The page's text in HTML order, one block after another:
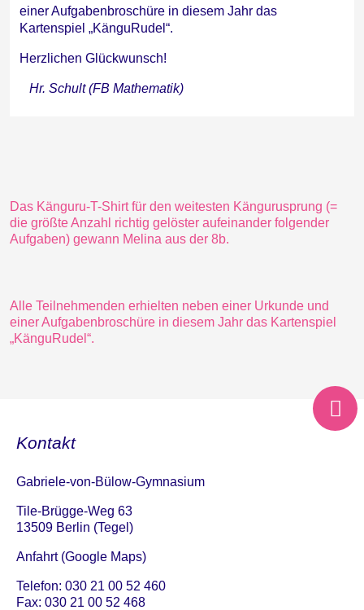
einer Aufgabenbroschüre in diesem Jahr das
Kartenspiel „KänguRudel“.
Herzlichen Glückwunsch!
Hr. Schult (FB Mathematik)
Das Känguru-T-Shirt für den weitesten Kängurusprung (=
die größte Anzahl richtig gelöster aufeinander folgender
Aufgaben) gewann Melina aus der 8b.
Alle Teilnehmenden erhielten neben einer Urkunde und
einer Aufgabenbroschüre in diesem Jahr das Kartenspiel
„KänguRudel“.
Kontakt
Gabriele-von-Bülow-Gymnasium
Tile-Brügge-Weg 63
13509 Berlin (Tegel)
Anfahrt (Google Maps)
Telefon: 030 21 00 52 460
Fax: 030 21 00 52 468